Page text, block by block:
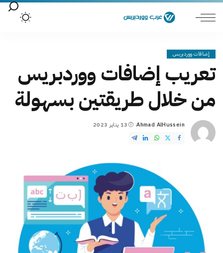
إضافات ووردبريس
تعريب إضافات ووردبريس
من خلال طريقتين بسهولة
Posted
by
Ahmad AlHussein 13 يناير 2023